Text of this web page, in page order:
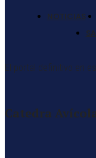
NOTICIAS
El portal definitivo en
Catedra